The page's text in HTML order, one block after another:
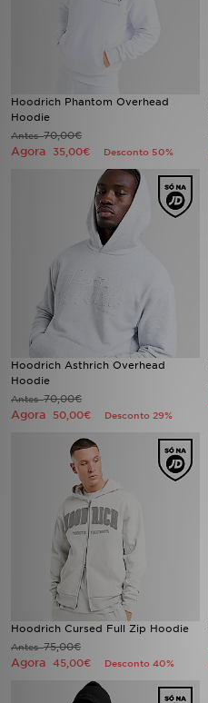
Hoodrich Phantom Overhead
Hoodie
Antes70,00€
Agora 35,00€ Desconto 50%
Hoodrich Asthrich Overhead
Hoodie
Antes70,00€
Agora 50,00€ Desconto 29%
Hoodrich Cursed Full Zip Hoodie
Antes75,00€
Agora 45,00€ Desconto 40%
ESTADO DO TEU PEDIDO
ATENÇÃO AO CLIENTE
FAZ DOWNLOAD DA APP
TRABALHA CONNOSCO